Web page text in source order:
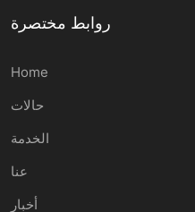
روابط مختصرة
Home
حالات
الخدمة
عنا
أخبار